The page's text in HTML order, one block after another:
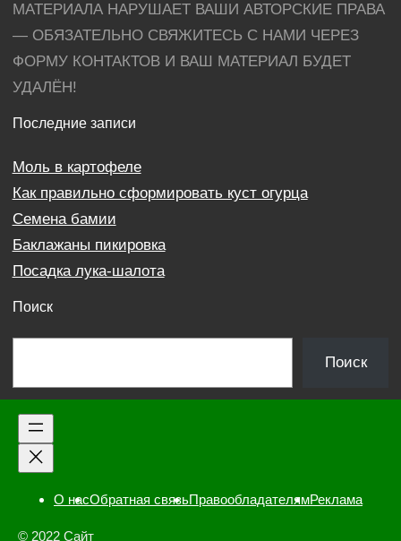
МАТЕРИАЛА НАРУШАЕТ ВАШИ АВТОРСКИЕ ПРАВА
— ОБЯЗАТЕЛЬНО СВЯЖИТЕСЬ С НАМИ ЧЕРЕЗ
ФОРМУ КОНТАКТОВ И ВАШ МАТЕРИАЛ БУДЕТ
УДАЛЁН!
Последние записи
Моль в картофеле
Как правильно сформировать куст огурца
Семена бамии
Баклажаны пикировка
Посадка лука-шалота
Поиск
и
Поиск
О насОбратная связьПравообладателямРеклама
© 2022 Сайт